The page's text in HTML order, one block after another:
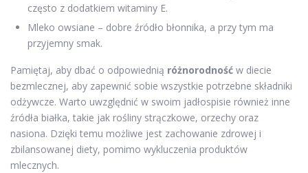
często z dodatkiem witaminy E.
Mleko owsiane – dobre źródło błonnika, a przy tym ma
przyjemny smak.
Pamiętaj, aby dbać o odpowiednią różnorodność w diecie
bezmlecznej, aby zapewnić sobie wszystkie potrzebne składniki
odżywcze. Warto uwzględnić w swoim jadłospisie również inne
źródła białka, takie jak rośliny strączkowe, orzechy oraz
nasiona. Dzięki temu możliwe jest zachowanie zdrowej i
zbilansowanej diety, pomimo wykluczenia produktów
mlecznych.